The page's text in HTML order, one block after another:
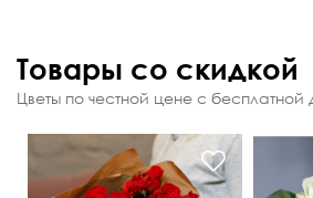
Товары со скидкой
Цветы по честной цене с бесплатной